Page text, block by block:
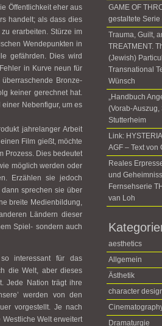
Öffentlichkeit eher aus
handelt; als dass dies
erarbeiten. Stürze im
Wendepunkten in
gefährden. Dies wird
in Kurve neun für
Bronze-
keiner gerechnet hat.
Nebenfigur, um es
jahrelanger Arbeit
Film gießt, möchte
Prozess. Dies bedeutet
möglich werden oder
Erzählen sie jedoch
sprechen sie über
breite Medienbildung,
Ländern dieser
Spiel- sondern auch
interessant für das
die Welt, aber dieses
Jede Nation trägt ihre
werden von den
vorgestellt. Je nach
Welt erweitert
GAME OF
gestaltete
Trauma, Guilt,
TREATMENT.
(Jewish)
Transnational
Wünsch
„Handbuch
(Vorab-Auszug,
Stutterheim
Link:
AGF – Text von
Reales
und
Fernsehserie
van Loh
aesthetics
Allgemein
Ästhetik
character
Dramaturgie